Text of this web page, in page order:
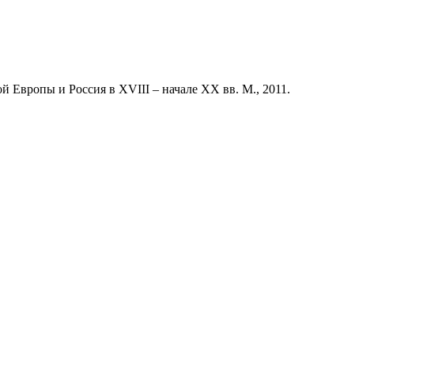
Европы и Россия в XVIII – начале XX вв. М., 2011.